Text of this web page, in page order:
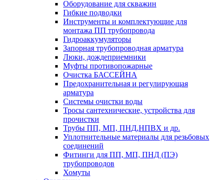
Оборудование для скважин
Гибкие подводки
Инструменты и комплектующие для
монтажа ПП трубопровода
Гидроаккумуляторы
Запорная трубопроводная арматура
Люки, дождеприемники
Муфты противопожарные
Очистка БАССЕЙНА
Предохранительная и регулирующая
арматура
Системы очистки воды
Тросы сантехнические, устройства для
прочистки
Трубы ПП, МП, ПНД,НПВХ и др.
Уплотнительные материалы для резьбовых
соединений
Фитинги для ПП, МП, ПНД (ПЭ)
трубопроводов
Хомуты